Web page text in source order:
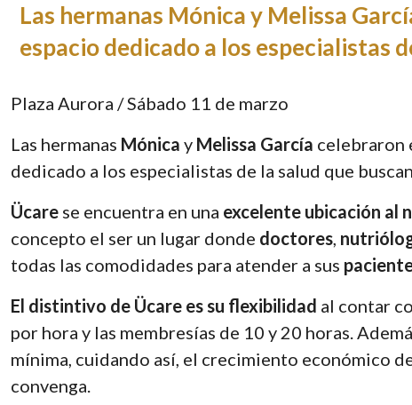
Las hermanas Mónica y Melissa
espacio dedicado a los especialistas
Plaza Aurora / Sábado 11 de marzo
Las hermanas Mónica y Melissa García celebraron
dedicado a los especialistas de la salud que
Ücare se encuentra en una excelente ubicación al
concepto el ser un lugar donde doctores,
todas las comodidades para atender a sus
El distintivo de Ücare es su flexibilidad al contar
por hora y las membresías de 10 y 20 horas.
mínima, cuidando así, el crecimiento económico
convenga.